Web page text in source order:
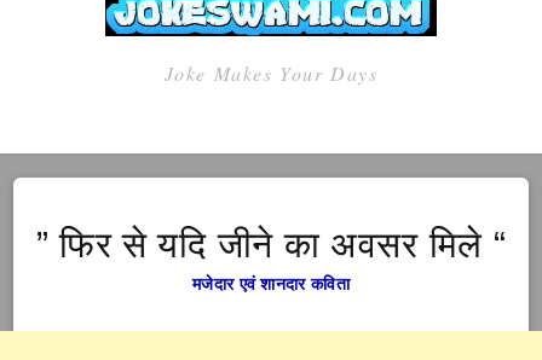
Joke Makes Your Days
” फिर से यदि जीने का अवसर मिले “
मजेदार एवं शानदार कविता